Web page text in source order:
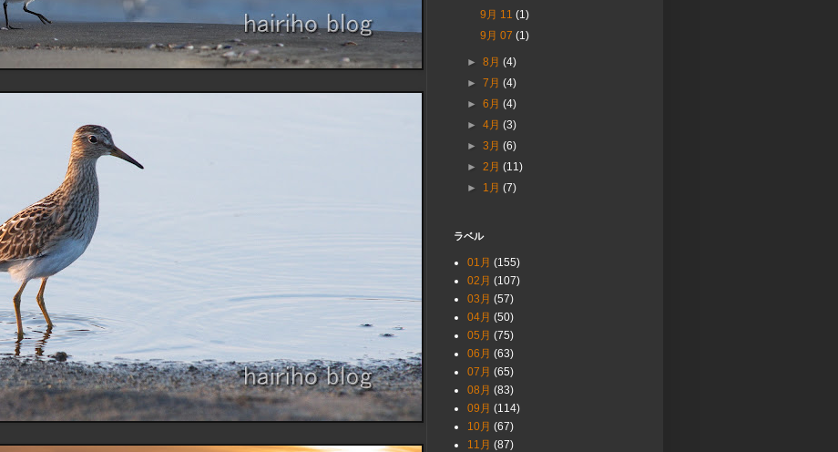
9月 11 (1)
9月 07 (1)
►8月(4)
►7月(4)
►6月(4)
►4月(3)
►3月(6)
► 2月(11)
► 1月(7)
ラベル
01月 (155)
02月 (107)
03月 (57)
04月 (50)
05月 (75)
06月 (63)
07月 (65)
08月 (83)
09月 (114)
10月 (67)
11月 (87)